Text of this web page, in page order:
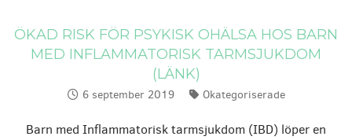
ÖKAD RISK FÖR PSYKISK OHÄLSA HOS BARN
MED INFLAMMATORISK TARMSJUKDOM
(LÄNK)
Publicerat:
6 september 2019 Kategorier:
Okategoriserade
Barn med Inflammatorisk tarmsjukdom (IBD) löper en